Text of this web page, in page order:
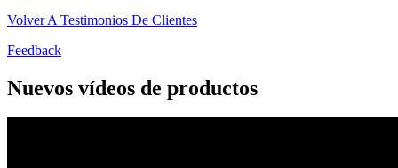
Volver A Testimonios De Clientes
Feedback
Nuevos vídeos de productos